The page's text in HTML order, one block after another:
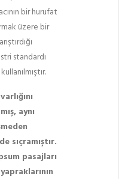
bir hurufat
üzere bir
standardı
aynı
sıçramıştır.
pasajları